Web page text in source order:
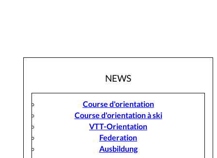
NEWS
Course d'orientation
Course d'orientation à ski
VTT-Orientation
Federation
Ausbildung